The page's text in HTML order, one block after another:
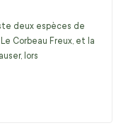
deux espèces de
Corbeau Freux, et la
lors